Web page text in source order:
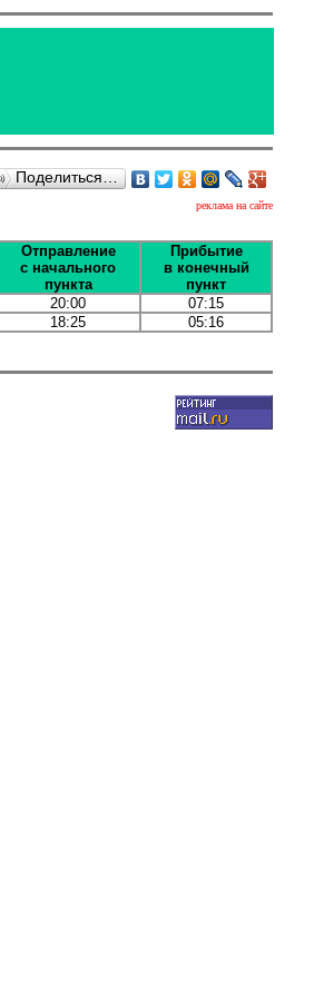
Поделиться…
реклама на сайте
Отправление
с начального
пункта
Прибытие
в конечный
пункт
20:00
07:15
18:25 05:16